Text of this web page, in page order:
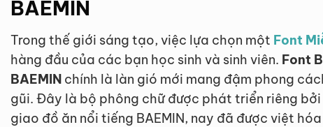
BAEMIN
Trong thế giới sáng tạo, việc lựa chọn một Font
hàng đầu của các bạn học sinh và sinh viên. Font
BAEMIN chính là làn gió mới mang đậm phong
gũi. Đây là bộ phông chữ được phát triển riêng
giao đồ ăn nổi tiếng BAEMIN, nay đã được việt